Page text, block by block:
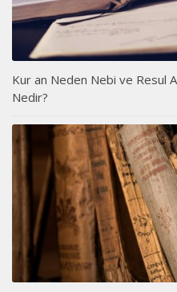
Kur an Neden Nebi ve Resul
Nedir?